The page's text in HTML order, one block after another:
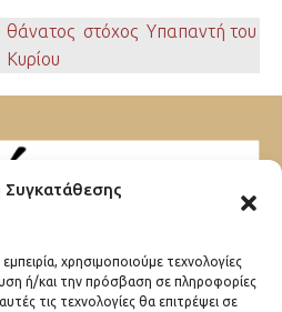
Συγκατάθεσης
χρησιμοποιούμε τεχνολογίες
ή/και την πρόσβαση σε πληροφορίες
τις τεχνολογίες θα επιτρέψει σε
θάνατος στόχος Υπαπαντή του
Κυρίου
Αθήνα